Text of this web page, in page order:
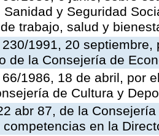
Sanidad y Seguridad
trabajo, salud y
1991, 20
de la Consejería de
1986, 18 de abril, por
de Cultura y
abr 87, de la
en la